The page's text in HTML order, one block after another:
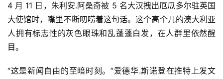
4 月 11 日，朱利安.阿桑奇被 5 名大汉拽出厄瓜多尔驻英国
大使馆时，嘴里不断叨唠着这句话。这个高个儿的澳大利亚
人拥有标志性的灰色眼珠和乱蓬蓬白发，在人群里依然醒
目。
“这是新闻自由的至暗时刻。”爱德华.斯诺登在推特上发文